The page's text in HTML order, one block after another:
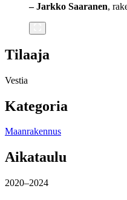
– Jarkko Saaranen,
Tilaaja
Vestia
Kategoria
Maanrakennus
Aikataulu
2020–2024